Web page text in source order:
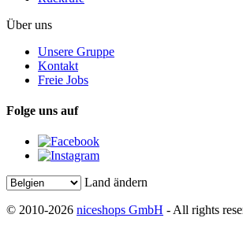
Über uns
Unsere Gruppe
Kontakt
Freie Jobs
Folge uns auf
Land ändern
© 2010-2026 niceshops GmbH - All rights